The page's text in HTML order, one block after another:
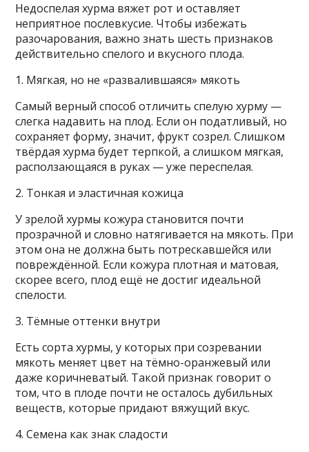
Недоспелая хурма вяжет рот и оставляет
неприятное послевкусие. Чтобы избежать
разочарования, важно знать шесть признаков
действительно спелого и вкусного плода.
1. Мягкая, но не «развалившаяся» мякоть
Самый верный способ отличить спелую хурму —
слегка надавить на плод. Если он податливый, но
сохраняет форму, значит, фрукт созрел. Слишком
твёрдая хурма будет терпкой, а слишком мягкая,
расползающаяся в руках — уже переспелая.
2. Тонкая и эластичная кожица
У зрелой хурмы кожура становится почти
прозрачной и словно натягивается на мякоть. При
этом она не должна быть потрескавшейся или
повреждённой. Если кожура плотная и матовая,
скорее всего, плод ещё не достиг идеальной
спелости.
3. Тёмные оттенки внутри
Есть сорта хурмы, у которых при созревании
мякоть меняет цвет на тёмно-оранжевый или
даже коричневатый. Такой признак говорит о
том, что в плоде почти не осталось дубильных
веществ, которые придают вяжущий вкус.
4. Семена как знак сладости